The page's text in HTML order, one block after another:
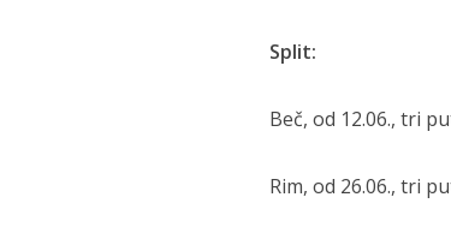
Split:
Beč, od 12.06., tri
Rim, od 26.06., tri